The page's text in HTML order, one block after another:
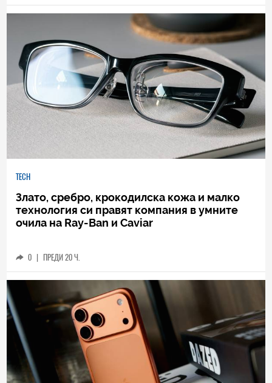
TECH
Злато, сребро, крокодилска кожа и малко
технология си правят компания в умните
очила на Ray-Ban и Caviar
0 | ПРЕДИ 20 Ч.